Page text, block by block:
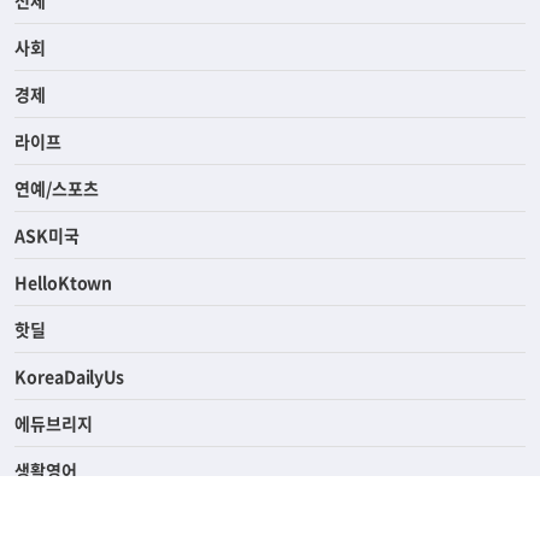
전체
사회
경제
라이프
연예/스포츠
ASK미국
HelloKtown
핫딜
KoreaDailyUs
에듀브리지